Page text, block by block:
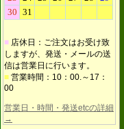
■ 店休日：ご注文はお受け致
しますが、発送・メールの送
信は営業日に行います。
■ 営業時間：10：00.～17：
00
営業日・時間・発送etcの詳細
→